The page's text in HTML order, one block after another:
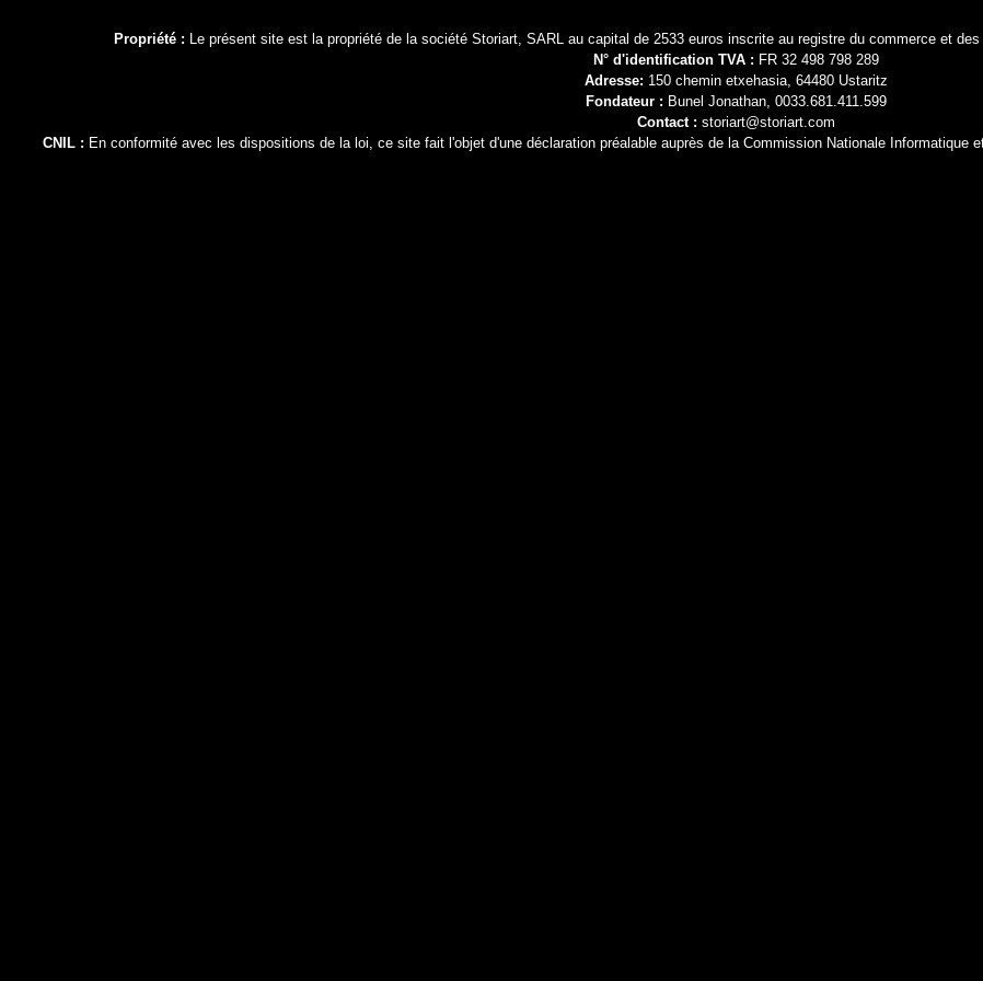
Propriété : Le présent site est la propriété de la société Storiart, SARL au capital de 2533 euros inscrite au registre du commerce et
N° d'identification TVA : FR 32 498 798 289
Adresse: 150 chemin etxehasia, 64480 Ustaritz
Fondateur : Bunel Jonathan, 0033.681.411.599
Contact : storiart@storiart.com
CNIL : En conformité avec les dispositions de la loi, ce site fait l'objet d'une déclaration préalable auprès de la Commission Nationale Informatique